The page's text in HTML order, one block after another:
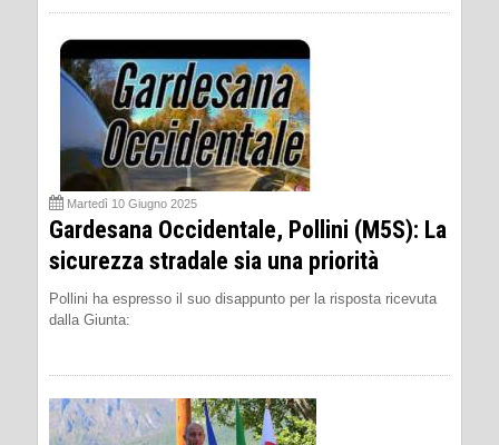
Martedì 10 Giugno 2025
Gardesana Occidentale, Pollini (M5S): La
sicurezza stradale sia una priorità
Pollini ha espresso il suo disappunto per la risposta ricevuta
dalla Giunta: